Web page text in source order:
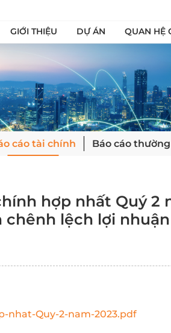
GIỚI THIỆU DỰ ÁN QUAN HỆ
cáo tài chính Báo cáo
hợp nhất Quý 2
lệch lợi
nhat-Quy-2-nam-2023.pdf